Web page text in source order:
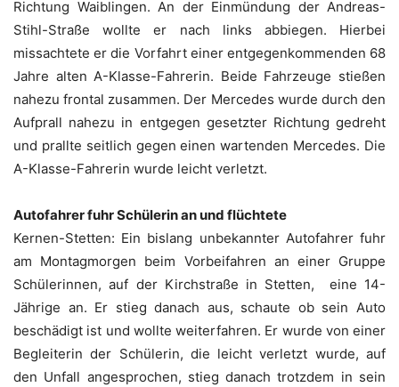
Richtung Waiblingen. An der Einmündung der Andreas-
Stihl-Straße wollte er nach links abbiegen. Hierbei
missachtete er die Vorfahrt einer entgegenkommenden 68
Jahre alten A-Klasse-Fahrerin. Beide Fahrzeuge stießen
nahezu frontal zusammen. Der Mercedes wurde durch den
Aufprall nahezu in entgegen gesetzter Richtung gedreht
und prallte seitlich gegen einen wartenden Mercedes. Die
A-Klasse-Fahrerin wurde leicht verletzt.
Autofahrer fuhr Schülerin an und flüchtete
Kernen-Stetten: Ein bislang unbekannter Autofahrer fuhr
am Montagmorgen beim Vorbeifahren an einer Gruppe
Schülerinnen, auf der Kirchstraße in Stetten, eine 14-
Jährige an. Er stieg danach aus, schaute ob sein Auto
beschädigt ist und wollte weiterfahren. Er wurde von einer
Begleiterin der Schülerin, die leicht verletzt wurde, auf
den Unfall angesprochen, stieg danach trotzdem in sein